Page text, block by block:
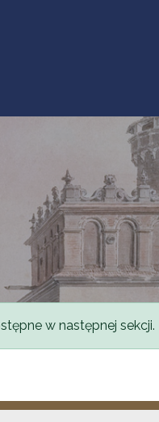
w następnej sekcji.